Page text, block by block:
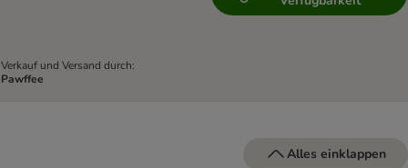
Verkauf und Versand durch:
Pawffee
Alles einklappen